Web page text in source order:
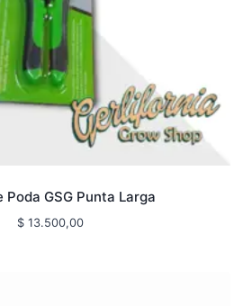
Poda GSG Punta Larga
$ 13.500,00